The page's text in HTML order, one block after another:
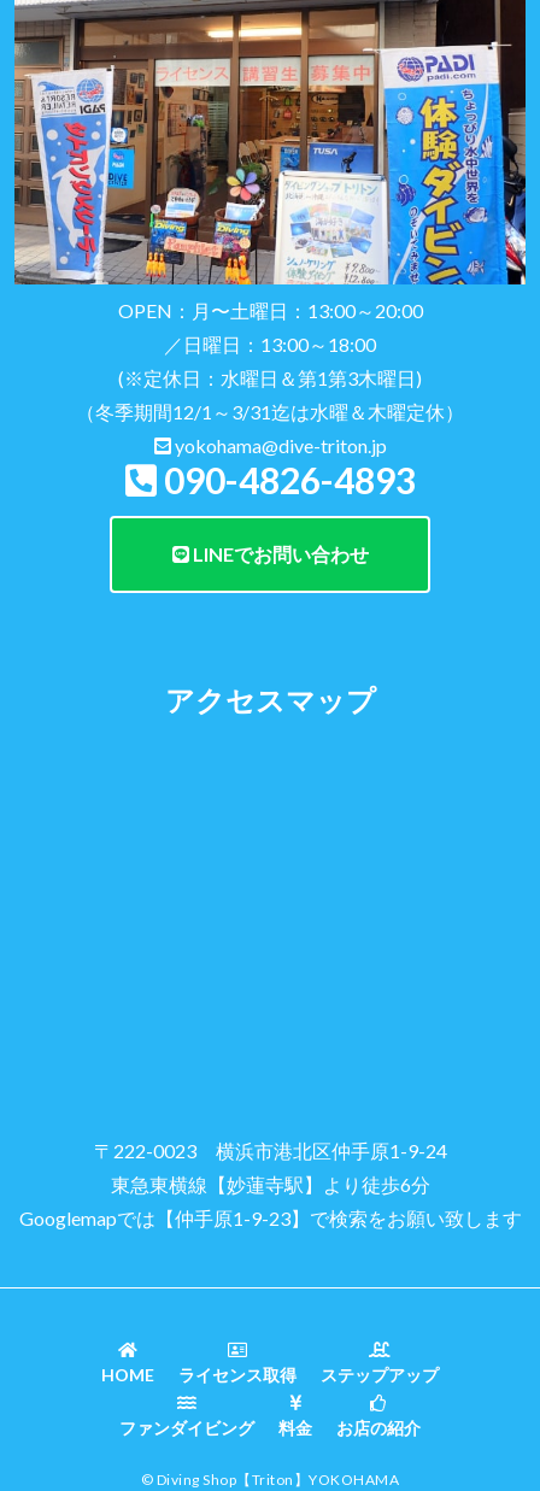
OPEN：月〜土曜日：13:00～20:00
／日曜日：13:00～18:00
(※定休日：水曜日＆第1第3木曜日)
（冬季期間12/1～3/31迄は水曜＆木曜定休）
yokohama@dive-triton.jp
090-4826-4893
LINEでお問い合わせ
アクセスマップ
〒222-0023 横浜市港北区仲手原1-9-24
東急東横線【妙蓮寺駅】より徒歩6分
Googlemapでは【仲手原1-9-23】で検索をお願い致します
HOME ライセンス取得 ステップアップ
ファンダイビング 料金 お店の紹介
© Diving Shop 【Triton】YOKOHAMA